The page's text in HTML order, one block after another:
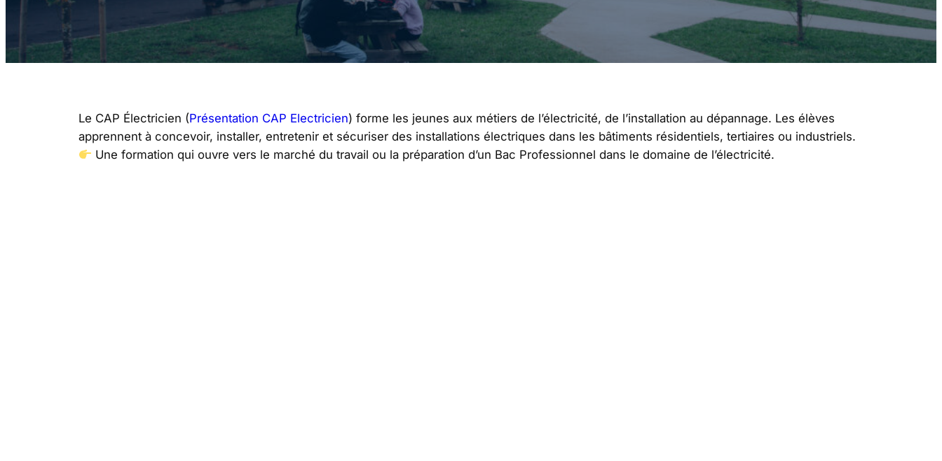
Le CAP Électricien (Présentation CAP Electricien) forme les jeunes aux métiers de l’électricité, de l’installation au dépannage. Les élèves
apprennent à concevoir, installer, entretenir et sécuriser des installations électriques dans les bâtiments résidentiels, tertiaires ou industriels.
Une formation qui ouvre vers le marché du travail ou la préparation d’un Bac Professionnel dans le domaine de l’électricité.